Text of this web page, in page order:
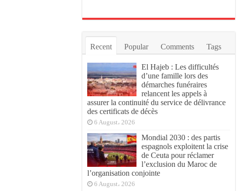
Recent Popular Comments Tags
El Hajeb : Les difficultés
d’une famille lors des
démarches funéraires
relancent les appels à
assurer la continuité du service de délivrance
des certificats de décès
6 August، 2026
Mondial 2030 : des partis
espagnols exploitent la crise
de Ceuta pour réclamer
l’exclusion du Maroc de
l’organisation conjointe
6 August، 2026